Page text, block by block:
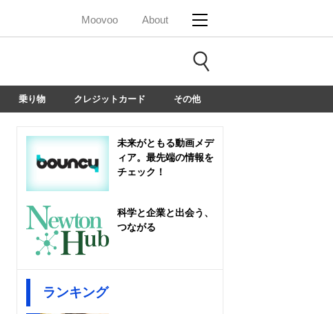
Moovoo About
乗り物 クレジットカード その他
未来がともる動画メデ
ィア。最先端の情報を
チェック！
科学と企業と出会う、
つながる
ランキング